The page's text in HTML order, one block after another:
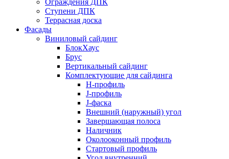
Ограждения ДПК
Ступени ДПК
Террасная доска
Фасады
Виниловый сайдинг
БлокХаус
Брус
Вертикальный сайдинг
Комплектующие для сайдинга
H-профиль
J-профиль
J-фаска
Внешний (наружный) угол
Завершающая полоса
Наличник
Околооконный профиль
Стартовый профиль